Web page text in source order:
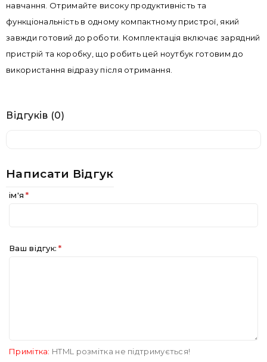
навчання. Отримайте високу продуктивність та
функціональність в одному компактному пристрої, який
завжди готовий до роботи. Комплектація включає зарядний
пристрій та коробку, що робить цей ноутбук готовим до
використання відразу після отримання.
Відгуків (0)
Написати Відгук
ім'я
Ваш відгук:
Примітка: HTML розмітка не підтримується!